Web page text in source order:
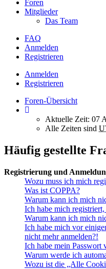
Foren
Mitglieder
Das Team
FAQ
Anmelden
Registrieren
Anmelden
Registrieren
Foren-Übersicht
Aktuelle Zeit: 07
Alle Zeiten sind
Häufig gestellte
Registrierung und
Wozu muss ich mich
Was ist COPPA?
Warum kann ich mich
Ich habe mich
Warum kann ich mich
Ich habe mich vor
nicht mehr anmelden?!
Ich habe mein Passwort
Warum werde ich
Wozu ist die „Alle